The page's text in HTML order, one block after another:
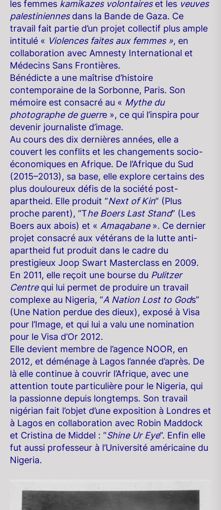
les femmes kamikazes volontaireset les veuves
palestiniennesdans la Bande de Gaza. Ce
travail fait partie d’un projet collectif plus ample
intitulé « Violences faites aux femmes », en
collaboration avec Amnesty International et
Médecins Sans Frontières.
Bénédicte a une maîtrise d’histoire
contemporaine de la Sorbonne, Paris. Son
mémoire est consacré au « Mythe du
photographe de guerre », ce qui l’inspira pour
devenir journaliste d’image.
Au cours des dix dernières années, elle a
couvert les conflits et les changements socio-
économiques en Afrique. De l’Afrique du Sud
(2015–2013), sa base, elle explore certains des
plus douloureux défis de la société post-
apartheid. Elle produit “Next of Kin” (Plus
proche parent), “The Boers Last Stand” (Les
Boers aux abois) et « Amaqabane». Ce dernier
projet consacré aux vétérans de la lutte anti-
apartheid fut produit dans le cadre du
prestigieux Joop Swart Masterclass en 2009.
En 2011, elle reçoit une bourse du Pulitzer
Centrequi lui permet de produire un travail
complexe au Nigeria, “A Nation Lost to Gods”
(Une Nation perdue des dieux), exposé à Visa
pour l’Image, et qui lui a valu une nomination
pour le Visa d’Or 2012.
Elle devient membre de l’agence NOOR, en
2012, et déménage à Lagos l’année d’après. De
là elle continue à couvrir l’Afrique, avec une
attention toute particulière pour le Nigeria, qui
la passionne depuis longtemps. Son travail
nigérian fait l’objet d’une exposition à Londres et
à Lagos en collaboration avec Robin Maddock
et Cristina de Middel : “Shine Ur Eye”. Enfin elle
fut aussi professeur à l’Université américaine du
Nigeria.